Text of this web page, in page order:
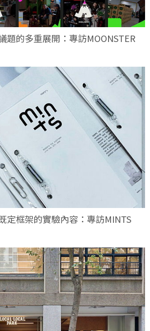
題的多重展開：專訪MOONSTER
定框架的實驗內容：專訪MINTS